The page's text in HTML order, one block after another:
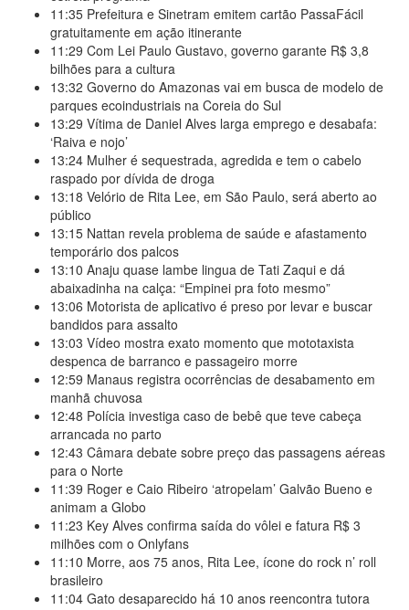
11:35 Prefeitura e Sinetram emitem cartão PassaFácil
gratuitamente em ação itinerante
11:29 Com Lei Paulo Gustavo, governo garante R$ 3,8
bilhões para a cultura
13:32 Governo do Amazonas vai em busca de modelo de
parques ecoindustriais na Coreia do Sul
13:29 Vítima de Daniel Alves larga emprego e desabafa:
‘Raiva e nojo’
13:24 Mulher é sequestrada, agredida e tem o cabelo
raspado por dívida de droga
13:18 Velório de Rita Lee, em São Paulo, será aberto ao
público
13:15 Nattan revela problema de saúde e afastamento
temporário dos palcos
13:10 Anaju quase lambe lingua de Tati Zaqui e dá
abaixadinha na calça: “Empinei pra foto mesmo”
13:06 Motorista de aplicativo é preso por levar e buscar
bandidos para assalto
13:03 Vídeo mostra exato momento que mototaxista
despenca de barranco e passageiro morre
12:59 Manaus registra ocorrências de desabamento em
manhã chuvosa
12:48 Polícia investiga caso de bebê que teve cabeça
arrancada no parto
12:43 Câmara debate sobre preço das passagens aéreas
para o Norte
11:39 Roger e Caio Ribeiro ‘atropelam’ Galvão Bueno e
animam a Globo
11:23 Key Alves confirma saída do vôlei e fatura R$ 3
milhões com o Onlyfans
11:10 Morre, aos 75 anos, Rita Lee, ícone do rock n’ roll
brasileiro
11:04 Gato desaparecido há 10 anos reencontra tutora